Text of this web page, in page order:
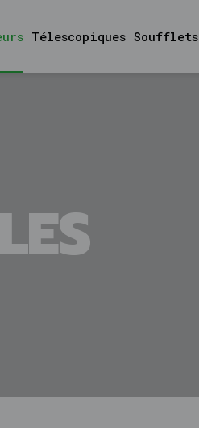
Télescopiques Soufflets